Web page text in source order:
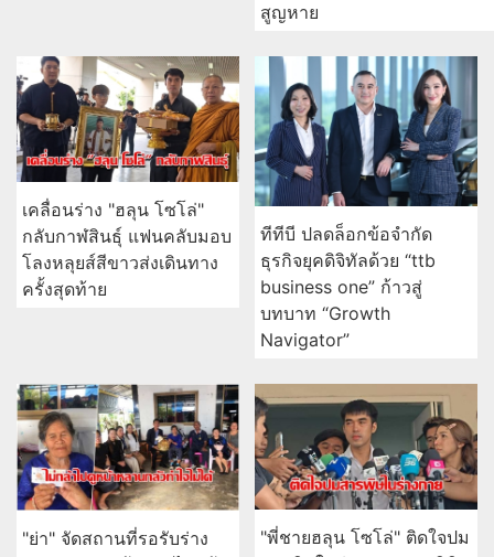
สูญหาย
เคลื่อนร่าง "ฮลุน โซโล่"
กลับกาฬสินธุ์ แฟนคลับมอบ
โลงหลุยส์สีขาวส่งเดินทาง
ครั้งสุดท้าย
ทีทีบี ปลดล็อกข้อจำกัด
ธุรกิจยุคดิจิทัลด้วย “ttb
business one” ก้าวสู่
บทบาท “Growth
Navigator”
"ย่า" จัดสถานที่รอรับร่าง
"พี่ชายฮลุน โซโล่" ติดใจปม